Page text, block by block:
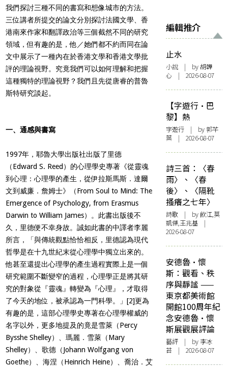
我們探討三種不同的書寫和想像城市的方法。
三位講者所提交的論文分別探討法國文學、香
港南來作家和翻譯政治等三個截然不同的研究
領域，但有趣的是，他／她們都不約而同在論
文中展示了一種內在於香港文學和香港文學批
評的理論視野。究竟我們可以如何理解和把握
這種獨特的理論視野？我們且先從唐睿的普魯
斯特研究談起。
一、通感與書寫
1997年，耶魯大學出版社出版了里德
（Edward S. Reed）的心理學史專著《從靈魂
到心理：心理學的產生，從伊拉斯馬斯．達爾
文到威廉．詹姆士》（From Soul to Mind: The
Emergence of Psychology, from Erasmus
Darwin to William James）。此書出版後不
久，里德便不幸身故。誠如此書的中譯者李麗
所言，「與傳統觀點恰恰相反，里德認為現代
哲學是在十九世紀末從心理學中獨立出來的。
他甚至還提出心理學的產生過程實際上是一個
研究範圍不斷變窄的過程，心理學正是將其研
究的對象從『靈魂』轉變為『心理』，才取得
了今天的地位，被承認為一門科學。」[2]更為
有趣的是，這部心理學史專著在心理學權威的
名字以外，更多地提及的竟是雪萊（Percy
Bysshe Shelley）、瑪麗．雪萊（Mary
Shelley）、歌德（Johann Wolfgang von
Goethe）、海涅（Heinrich Heine）、喬治．艾
編輯推介
止水
小說 | by 胡韡
心 | 2026-08-07
【字遊行·巴
黎】熱
字遊行 | by 郭芊
葉 | 2026-08-07
詩三首：〈春
雨〉、〈春
後〉、〈隔靴
搔癢之七年〉
詩歌 | by 飲江,莫
凱傑,王兆基 |
2026-08-07
安德魯·懷
斯：觀看、秩
序與靜謐 ——
東京都美術館
開館100周年紀
念安德魯·懷
斯展觀展評論
藝評 | by 李冰
苔 | 2026-08-07